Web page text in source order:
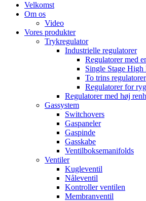
Velkomst
Om os
Video
Vores produkter
Trykregulator
Industrielle regulatorer
Regulatorer med
Single Stage High
To trins regulatorer
Regulatorer for
Regulatorer med høj
Gassystem
Switchovers
Gaspaneler
Gaspinde
Gasskabe
Ventilboksemanifolds
Ventiler
Kugleventil
Nåleventil
Kontroller ventilen
Membranventil